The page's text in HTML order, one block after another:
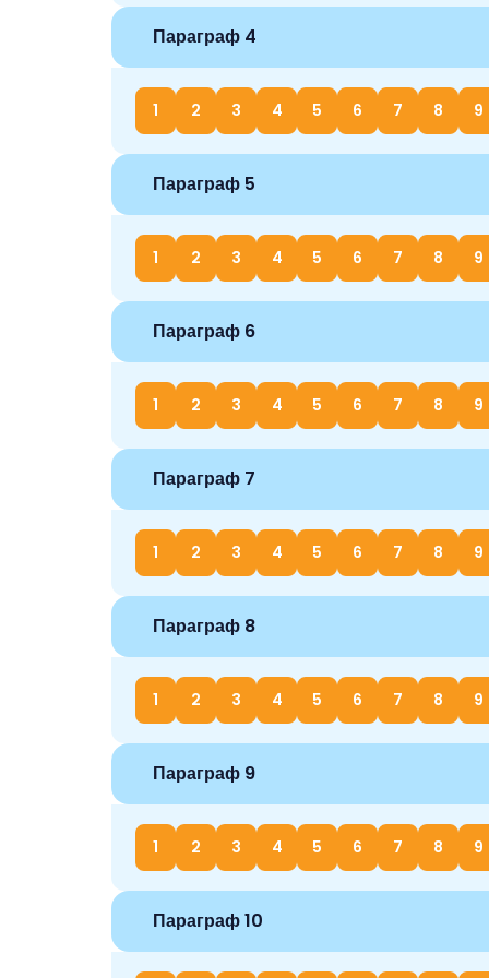
Параграф 4
1 2 3 4 5 6 7 8 9
Параграф 5
1 2 3 4 5 6 7 8 9
Параграф 6
1 2 3 4 5 6 7 8 9
Параграф 7
1 2 3 4 5 6 7 8 9
Параграф 8
1 2 3 4 5 6 7 8 9
Параграф 9
1 2 3 4 5 6 7 8 9
Параграф 10